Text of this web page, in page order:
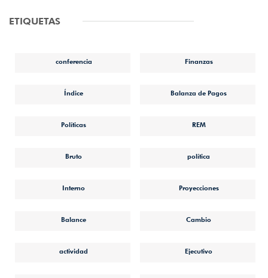
ETIQUETAS
conferencia Finanzas
Índice Balanza de Pagos
Políticas REM
Bruto política
Interno Proyecciones
Balance Cambio
actividad Ejecutivo